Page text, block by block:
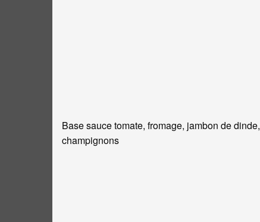
Base sauce tomate, fromage, jambon de dinde,
champignons